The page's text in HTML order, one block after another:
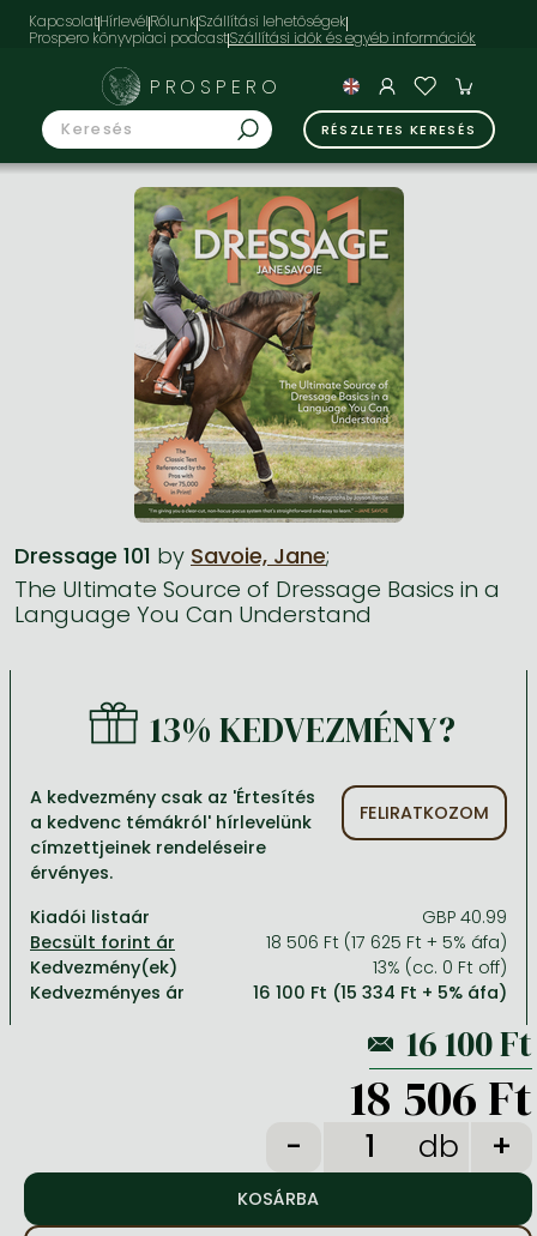
KapcsolatHírlevélRólunkSzállítási lehetőségek
Prospero könyvpiaci podcast
Minden készletes könyv
Képregény, manga
Jujutsu Kaisen manga sorozat
One Piece manga
Vagabond manga
Ana Huang könyvek
Trónok harca könyvek
One-Punch Man manga
Krasznahorkai László könyvek
Szabó Magda könyvek angolul és németül
Tóth Krisztina könyvek angolul és németül
Nádas Péter könyvek angolul és németül
Művészetek
Hobbi, szabadidő
Sport, játék
Utazás
Bessel van der Kolk könyvek
Dian Fossey könyvek
Számítástechnika, információs technológia
Humán tudományok
Természettudományok
Általános kézikönyvek, enciklopédiák
Társadalomtudományok
Tankönyv, segédkönyv
PROSPERO
RÉSZLETES KERESÉS
Dressage 101 by Savoie, Jane;
The Ultimate Source of Dressage Basics in a
Language You Can Understand
13% KEDVEZMÉNY?
A kedvezmény csak az 'Értesítés
a kedvenc témákról' hírlevelünk
címzettjeinek rendeléseire
érvényes.
FELIRATKOZOM
Kiadói listaár
GBP 40.99
18 506 Ft (17 625 Ft + 5% áfa)
Kedvezmény(ek)
13% (cc. 0 Ft off)
Kedvezményes ár
16 100 Ft (15 334 Ft + 5% áfa)
18 506 Ft
db